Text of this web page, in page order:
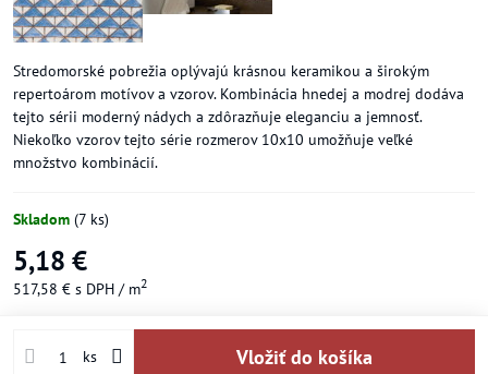
Stredomorské pobrežia oplývajú krásnou keramikou a širokým
repertoárom motívov a vzorov. Kombinácia hnedej a modrej dodáva
tejto sérii moderný nádych a zdôrazňuje eleganciu a jemnosť.
Niekoľko vzorov tejto série rozmerov 10x10 umožňuje veľké
množstvo kombinácií.
Skladom (7 ks)
5,18 €
517,58 € s DPH / m2
ks Vložiť do košíka